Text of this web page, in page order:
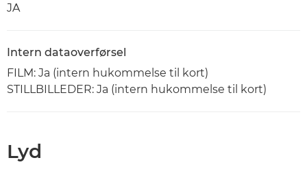
JA
Intern dataoverførsel
FILM: Ja (intern hukommelse til kort)
STILLBILLEDER: Ja (intern hukommelse til kort)
Lyd